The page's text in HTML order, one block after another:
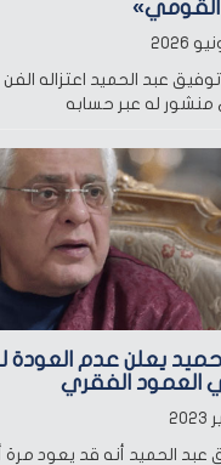
توفيق عبد الحميد اعتزاله
له عبر حسابه
يعلن عدم العودة
العمود الفقري
عبد الحميد أنه قد يعود مرة